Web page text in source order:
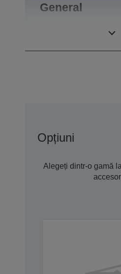
General
Opțiuni
Alegeți dintr-o gamă